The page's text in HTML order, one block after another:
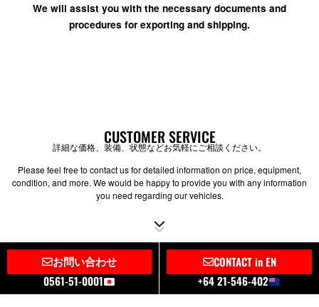
We will assist you with the necessary documents and
procedures for exporting and shipping.
CUSTOMER SERVICE
詳細な価格、装備、状態などお気軽にご相談ください。
Please feel free to contact us for detailed information on price, equipment,
condition, and more. We would be happy to provide you with any information
you need regarding our vehicles.
お問い合わせ
0561-51-0001
CONTACT in EN
+64 21-546-402